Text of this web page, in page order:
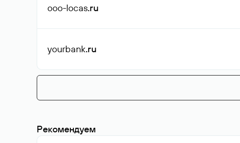
ooo-locas.ru
yourbank.ru
Рекомендуем